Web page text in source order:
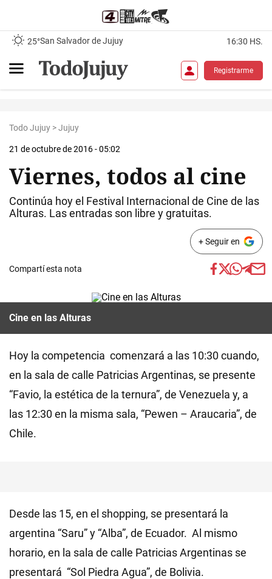
25°San Salvador de Jujuy 16:30 HS.
Registrarme
Todo Jujuy >Jujuy
21 de octubre de 2016 - 05:02
Viernes, todos al cine
Continúa hoy el Festival Internacional de Cine de las
Alturas. Las entradas son libre y gratuitas.
+ Seguir en
Compartí esta nota
Cine en las Alturas
Hoy la competencia comenzará a las 10:30 cuando,
en la sala de calle Patricias Argentinas, se presente
“Favio, la estética de la ternura”, de Venezuela y, a
las 12:30 en la misma sala, “Pewen – Araucaria”, de
Chile.
Desde las 15, en el shopping, se presentará la
argentina “Saru” y “Alba”, de Ecuador. Al mismo
horario, en la sala de calle Patricias Argentinas se
presentará “Sol Piedra Agua”, de Bolivia.